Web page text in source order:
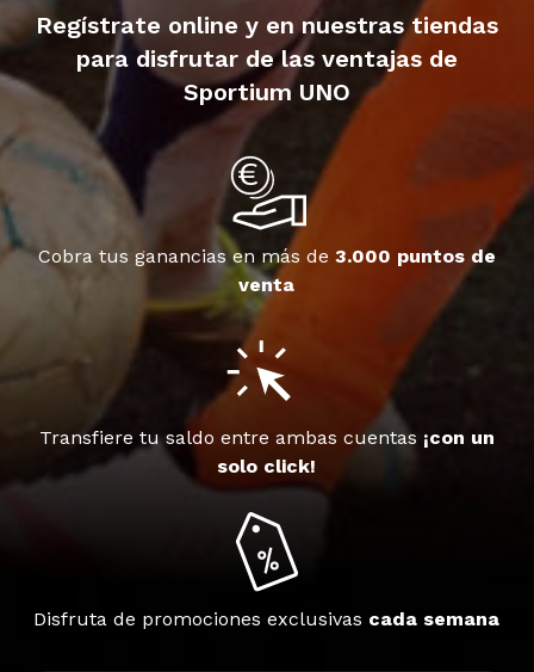
Regístrate online y en nuestras tiendas
para disfrutar de las ventajas de
Sportium UNO
Cobra tus ganancias en más de 3.000 puntos de
venta
Transfiere tu saldo entre ambas cuentas ¡con un
solo click!
Disfruta de promociones exclusivas cada semana